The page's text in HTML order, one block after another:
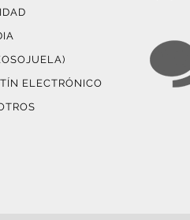
ELECTRÓNICO